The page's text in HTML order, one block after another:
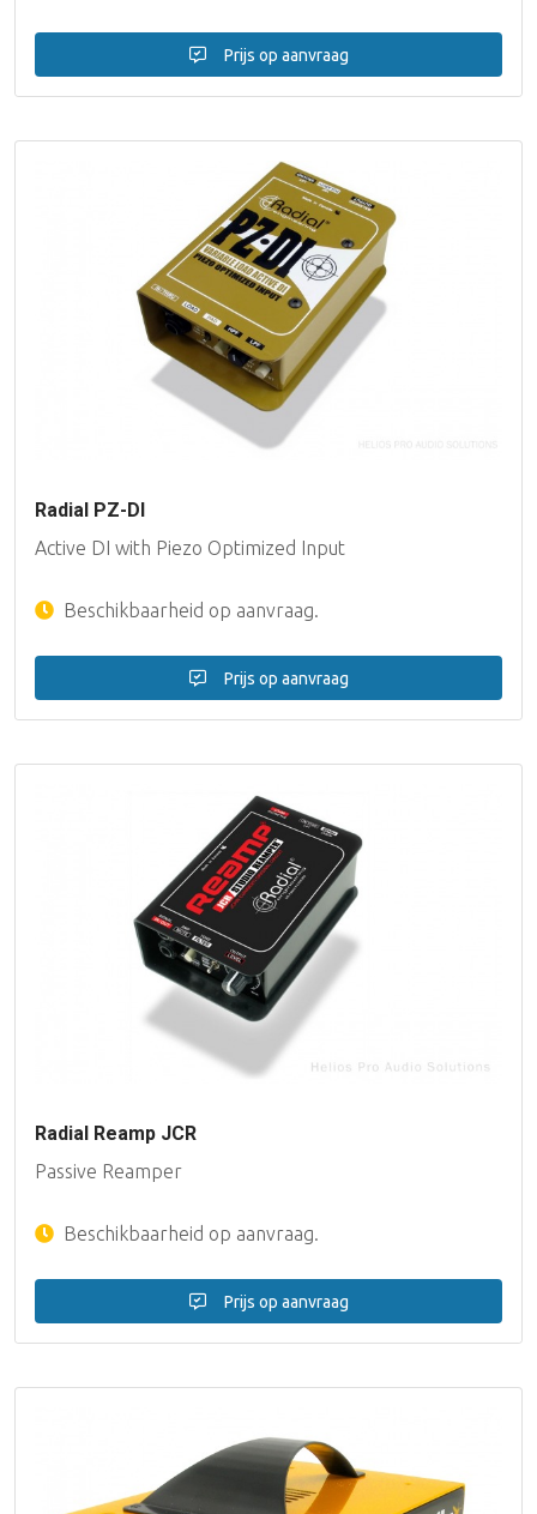
Prijs op aanvraag
Radial PZ-DI
Active DI with Piezo Optimized Input
Beschikbaarheid op aanvraag.
Prijs op aanvraag
Radial Reamp JCR
Passive Reamper
Beschikbaarheid op aanvraag.
Prijs op aanvraag